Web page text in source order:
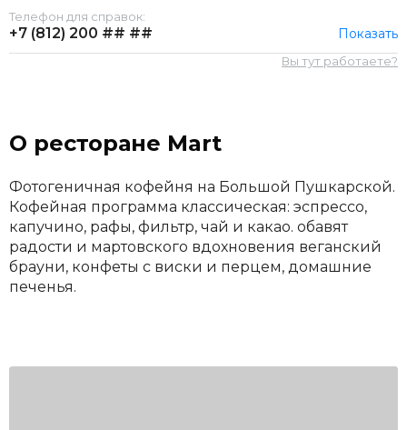
Телефон для справок:
+7 (812) 200 ## ## Показать
Вы тут работаете?
О ресторане Mart
Фотогеничная кофейня на Большой Пушкарской.
Кофейная программа классическая: эспрессо,
капучино, рафы, фильтр, чай и какао. обавят
радости и мартовского вдохновения веганский
брауни, конфеты с виски и перцем, домашние
печенья.